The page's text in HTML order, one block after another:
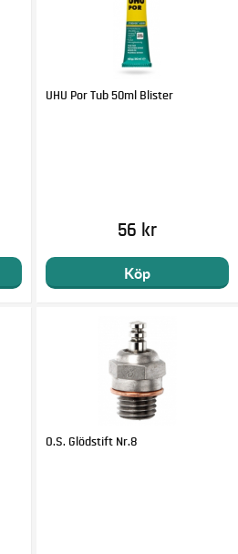
UHU Por Tub 50ml Blister
56 kr
Köp
O.S. Glödstift Nr.8